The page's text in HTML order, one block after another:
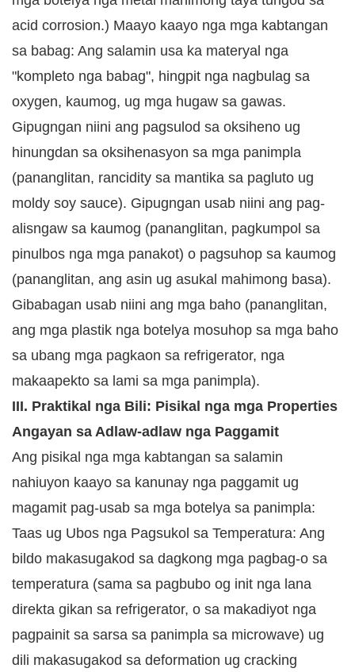
acid corrosion.) Maayo kaayo nga mga kabtangan
sa babag: Ang salamin usa ka materyal nga
"kompleto nga babag", hingpit nga nagbulag sa
oxygen, kaumog, ug mga hugaw sa gawas.
Gipugngan niini ang pagsulod sa oksiheno ug
hinungdan sa oksihenasyon sa mga panimpla
(pananglitan, rancidity sa mantika sa pagluto ug
moldy soy sauce). Gipugngan usab niini ang pag-
alisngaw sa kaumog (pananglitan, pagkumpol sa
pinulbos nga mga panakot) o pagsuhop sa kaumog
(pananglitan, ang asin ug asukal mahimong basa).
Gibabagan usab niini ang mga baho (pananglitan,
ang mga plastik nga botelya mosuhop sa mga baho
sa ubang mga pagkaon sa refrigerator, nga
makaapekto sa lami sa mga panimpla).
III. Praktikal nga Bili: Pisikal nga mga Properties
Angayan sa Adlaw-adlaw nga Paggamit
Ang pisikal nga mga kabtangan sa salamin
nahiuyon kaayo sa kanunay nga paggamit ug
magamit pag-usab sa mga botelya sa panimpla:
Taas ug Ubos nga Pagsukol sa Temperatura: Ang
bildo makasugakod sa dagkong mga pagbag-o sa
temperatura (sama sa pagbubo og init nga lana
direkta gikan sa refrigerator, o sa makadiyot nga
pagpainit sa sarsa sa panimpla sa microwave) ug
dili makasugakod sa deformation ug cracking